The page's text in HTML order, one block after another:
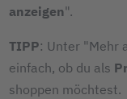
anzeigen".
TIPP: Unter "Mehr
einfach, ob du als
shoppen möchtest.